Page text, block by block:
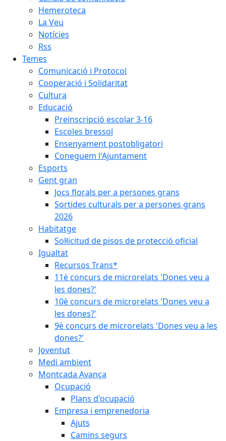
Hemeroteca
La Veu
Notícies
Rss
Temes
Comunicació i Protocol
Cooperació i Solidaritat
Cultura
Educació
Preinscripció escolar 3-16
Escoles bressol
Ensenyament postobligatori
Coneguem l'Ajuntament
Esports
Gent gran
Jocs florals per a persones grans
Sortides culturals per a persones grans
2026
Habitatge
Sol·licitud de pisos de protecció oficial
Igualtat
Recursos Trans*
11è concurs de microrelats 'Dones veu a
les dones?'
10è concurs de microrelats 'Dones veu a
les dones?'
9è concurs de microrelats 'Dones veu a les
dones?'
Joventut
Medi ambient
Montcada Avança
Ocupació
Plans d'ocupació
Empresa i emprenedoria
Ajuts
Camins segurs